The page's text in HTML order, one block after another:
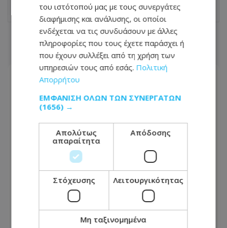
ΣΧΕΤΙΚΑ ΑΡΘΡΑ
Τα 3 ζώδια θα ευνοηθούν
περισσότερο
του ιστότοπού μας με τους συνεργάτες
διαφήμισης και ανάλυσης, οι οποίοι
ενδέχεται να τις συνδυάσουν με άλλες
πληροφορίες που τους έχετε παράσχει ή
που έχουν συλλέξει από τη χρήση των
υπηρεσιών τους από εσάς. Πολιτική
Απορρήτου
ΕΜΦΆΝΙΣΗ ΌΛΩΝ ΤΩΝ ΣΥΝΕΡΓΑΤΏΝ
(1656) →
Απολύτως
απαραίτητα
Απόδοσης
Στόχευσης Λειτουργικότητας
Μη ταξινομημένα